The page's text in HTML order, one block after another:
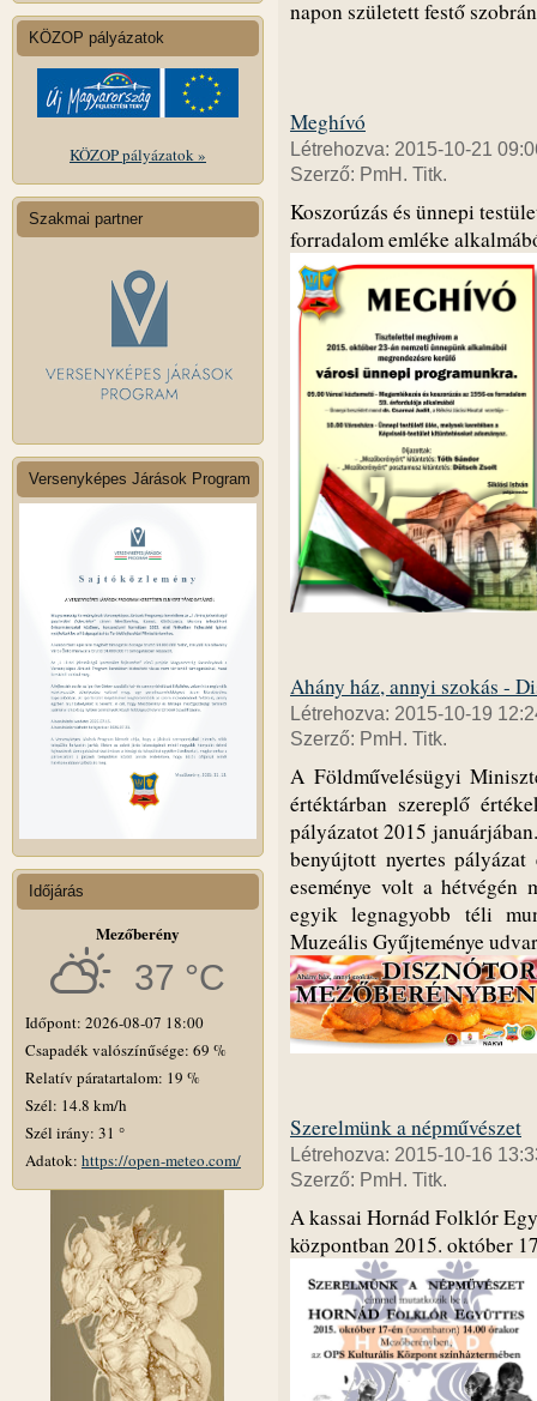
KÖZOP pályázatok
KÖZOP pályázatok »
Szakmai partner
Versenyképes Járások Program
Időjárás
Mezőberény
37 °C
Időpont: 2026-08-07 18:00
Csapadék valószínűsége: 69 %
Relatív páratartalom: 19 %
Szél: 14.8 km/h
Szél irány: 31 °
Adatok: https://open-meteo.com/
napon született festő
Meghívó
Létrehozva: 2015-10-21
Szerző: PmH. Titk.
Koszorúzás és ünnepi
forradalom emléke
Ahány ház, annyi szokás -
Létrehozva: 2015-10-19
Szerző: PmH. Titk.
A Földművelésügyi
értéktárban szereplő
pályázatot 2015
benyújtott nyertes
eseménye volt a hétvégén
egyik legnagyobb téli
Muzeális Gyűjteménye
Szerelmünk a népművészet
Létrehozva: 2015-10-16
Szerző: PmH. Titk.
A kassai Hornád Folklór
központban 2015. október